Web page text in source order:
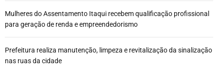
Mulheres do Assentamento Itaqui recebem qualificação profissional
para geração de renda e empreendedorismo
Prefeitura realiza manutenção, limpeza e revitalização da sinalização
nas ruas da cidade